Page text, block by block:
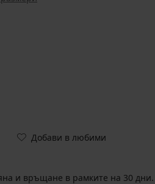
Добави в любими
и връщане в рамките на 30 дни.